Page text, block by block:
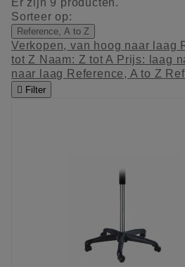
Sorteer op:
Reference, A to Z
Verkopen, van hoog naar laag
tot Z Naam: Z tot A Prijs: laag
naar laag Reference, A to Z
 Filter